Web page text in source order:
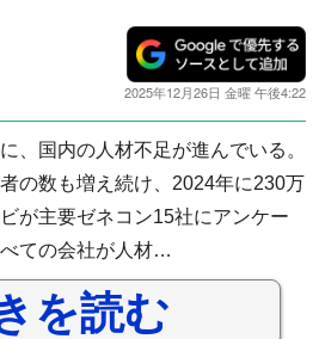
2025年12月26日 金曜 午後4:22
、国内の人材不足が進んでいる。
の数も増え続け、2024年に230万
が主要ゼネコン15社にアンケー
ての会社が人材…
を読む